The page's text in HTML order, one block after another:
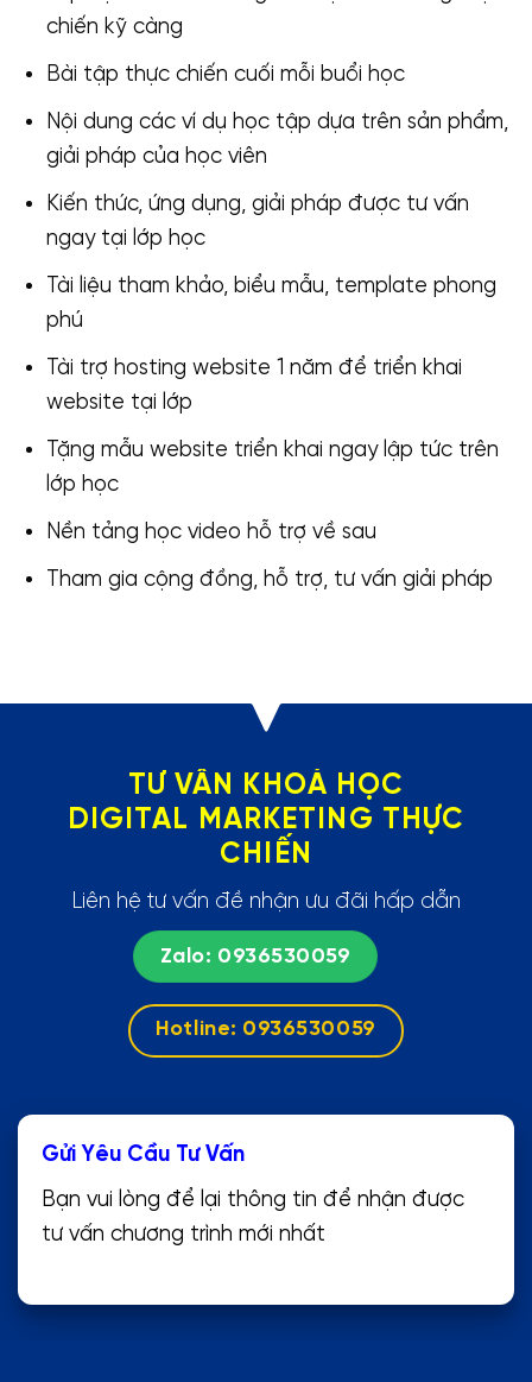
chiến kỹ càng
Bài tập thực chiến cuối mỗi buổi học
Nội dung các ví dụ học tập dựa trên sản phẩm,
giải pháp của học viên
Kiến thức, ứng dụng, giải pháp được tư vấn
ngay tại lớp học
Tài liệu tham khảo, biểu mẫu, template phong
phú
Tài trợ hosting website 1 năm để triển khai
website tại lớp
Tặng mẫu website triển khai ngay lập tức trên
lớp học
Nền tảng học video hỗ trợ về sau
Tham gia cộng đồng, hỗ trợ, tư vấn giải pháp
TƯ VẤN KHOÁ HỌC
DIGITAL MARKETING THỰC
CHIẾN
Liên hệ tư vấn đề nhận ưu đãi hấp dẫn
Zalo: 0936530059
Hotline: 0936530059
Gửi Yêu Cầu Tư Vấn
Bạn vui lòng để lại thông tin để nhận được
tư vấn chương trình mới nhất